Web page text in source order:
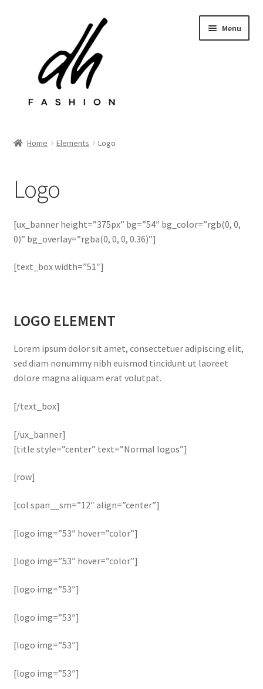
Menu
Kontakt
Home Elements Logo
Logo
[ux_banner height=”375px” bg=”54″ bg_color=”rgb(0, 0,
0)” bg_overlay=”rgba(0, 0, 0, 0.36)”]
[text_box width=”51″]
LOGO ELEMENT
Lorem ipsum dolor sit amet, consectetuer adipiscing elit,
sed diam nonummy nibh euismod tincidunt ut laoreet
dolore magna aliquam erat volutpat.
[/text_box]
[/ux_banner]
[title style=”center” text=”Normal logos”]
[row]
[col span__sm=”12″ align=”center”]
[logo img=”53″ hover=”color”]
[logo img=”53″ hover=”color”]
[logo img=”53″]
[logo img=”53″]
[logo img=”53″]
[logo img=”53″]